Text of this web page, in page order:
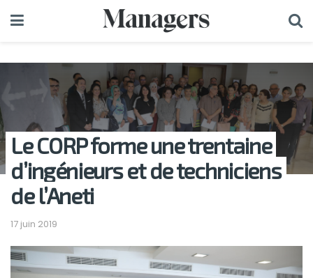
Le CORP forme une trentaine
d’ingénieurs et de techniciens
de l’Aneti
17 juin 2019